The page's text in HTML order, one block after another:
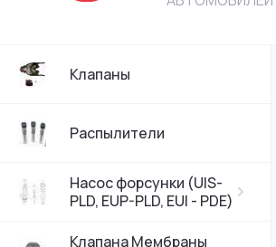
Клапаны
Распылители
Насос форсунки (UIS-
PLD, EUP-PLD, EUI - PDE)
Клапана Мембраны